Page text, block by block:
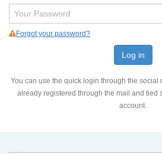
Forgot your password?
Log in
You can use the quick login through the social
already registered through the mail and tied
account.